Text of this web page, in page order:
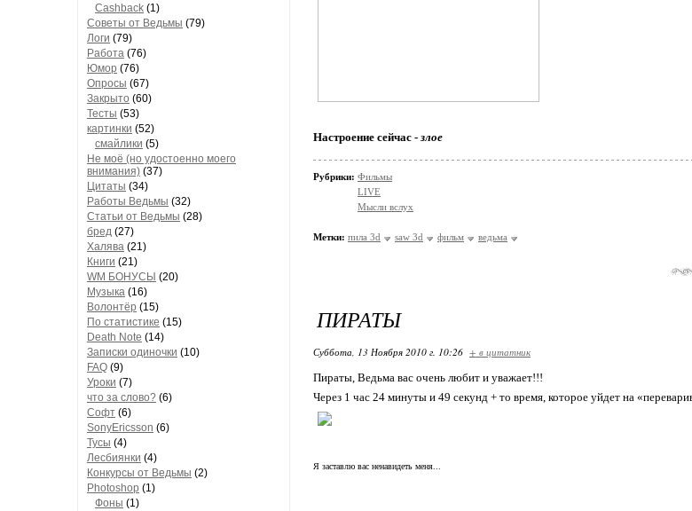
Cashback (1)
Советы от Ведьмы (79)
Логи (79)
Работа (76)
Юмор (76)
Опросы (67)
Закрыто (60)
Тесты (53)
картинки (52)
смайлики (5)
Не моё (но удостоенно моего
внимания) (37)
Цитаты (34)
Работы Ведьмы (32)
Статьи от Ведьмы (28)
бред (27)
Халява (21)
Книги (21)
WM БОНУСЫ (20)
Музыка (16)
Волонтёр (15)
По статистике (15)
Death Note (14)
Записки одиночки (10)
FAQ (9)
Уроки (7)
что за слово? (6)
Софт (6)
SonyEricsson (6)
Тусы (4)
Лесбиянки (4)
Конкурсы от Ведьмы (2)
Photoshop (1)
Фоны (1)
Настроение сейчас -злое
Рубрики: Фильмы
LIVE
Мысли вслух
Метки: пила 3d saw 3d фильм ведьма
ПИРАТЫ
Суббота, 13 Ноября 2010 г. 10:26 + в цитатник
Пираты, Ведьма вас очень любит и уважает!!!
Через 1 час 24 минуты и 49 секунд + то время, которое уйдет на
Я заставлю вас ненавидеть меня...